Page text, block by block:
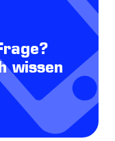
wissen